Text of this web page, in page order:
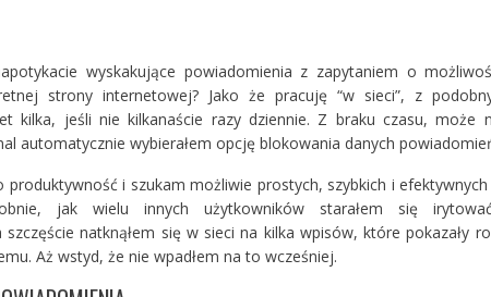
wyskakujące powiadomienia z zapytaniem o
strony internetowej? Jako że pracuję “w sieci”, z
kilka, jeśli nie kilkanaście razy dziennie. Z braku czasu, może
automatycznie wybierałem opcję blokowania danych
produktywność i szukam możliwie prostych, szybkich i
jak wielu innych użytkowników starałem się
natknąłem się w sieci na kilka wpisów, które pokazały
Aż wstyd, że nie wpadłem na to wcześniej.